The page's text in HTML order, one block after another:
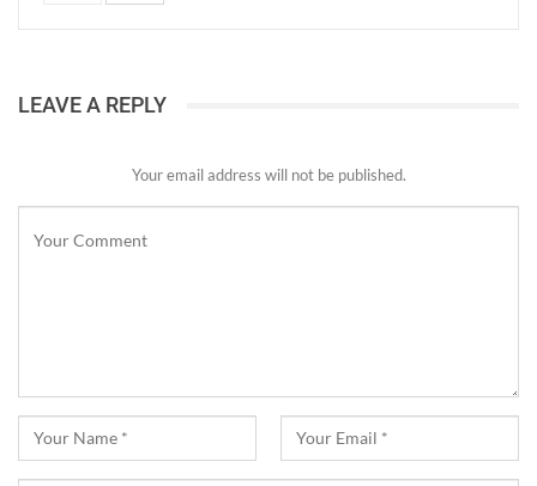
LEAVE A REPLY
Your email address will not be published.